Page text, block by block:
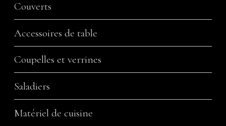
Couverts
Accessoires de table
Coupelles et verrines
Saladiers
Matériel de cuisine